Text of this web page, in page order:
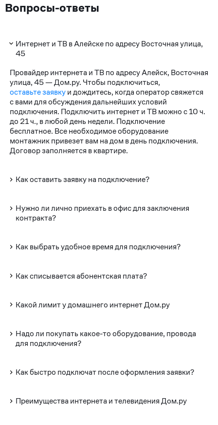
Вопросы-ответы
Интернет и ТВ в Алейске по адресу Восточная улица,
45
Провайдер интернета и ТВ по адресу Алейск, Восточная
улица, 45 — Дом.ру. Чтобы подключиться,
оставьте заявкуи дождитесь, когда оператор свяжется
с вами для обсуждения дальнейших условий
подключения. Подключить интернет и ТВ можно с 10 ч.
до 21 ч., в любой день недели. Подключение
бесплатное. Все необходимое оборудование
монтажник привезет вам на дом в день подключения.
Договор заполняется в квартире.
Как оставить заявку на подключение?
Нужно ли лично приехать в офис для заключения
контракта?
Как выбрать удобное время для подключения?
Как списывается абонентская плата?
Какой лимит у домашнего интернет Дом.ру
Надо ли покупать какое-то оборудование, провода
для подключения?
Как быстро подключат после оформления заявки?
Преимущества интернета и телевидения Дом.ру